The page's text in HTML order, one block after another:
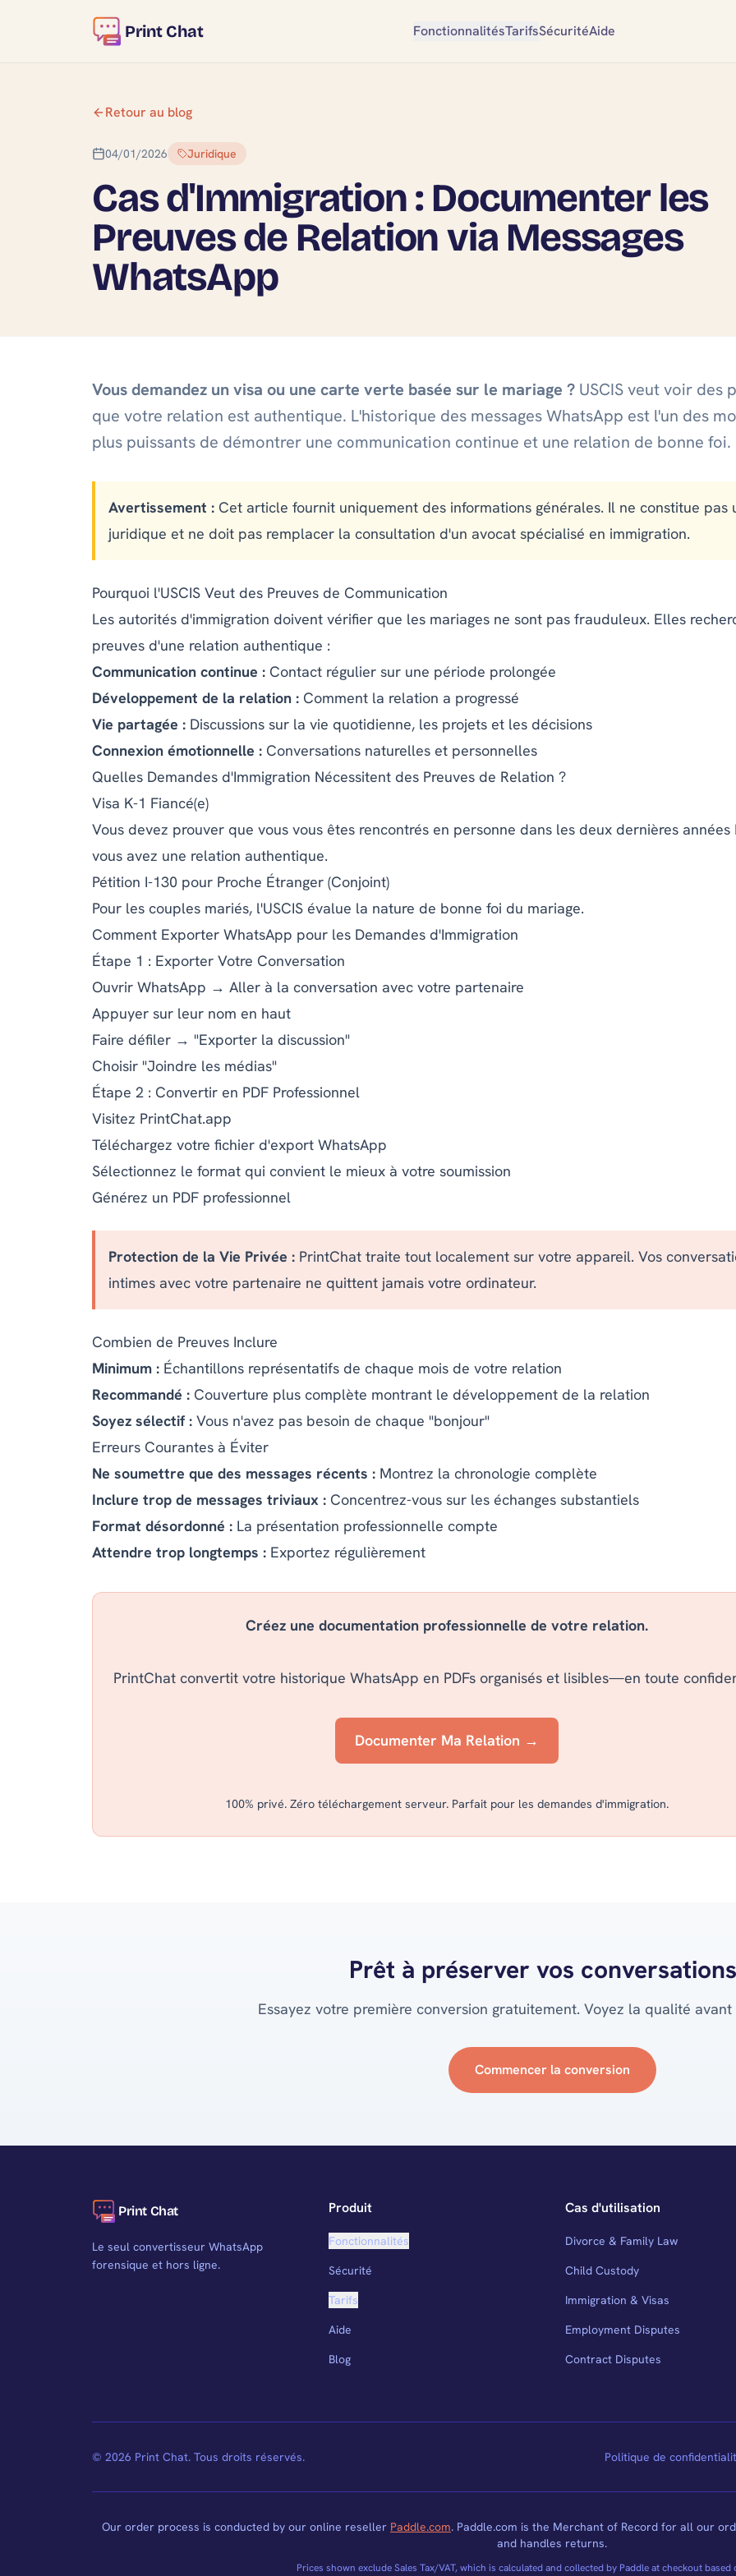
Print Chat FonctionnalitésTarifsSécuritéAide
Retour au blog
04/01/2026 Juridique
Cas d'Immigration : Documenter les
Preuves de Relation via Messages
WhatsApp
Vous demandez un visa ou une carte verte basée sur le mariage ? USCIS veut voir des
que votre relation est authentique. L'historique des messages WhatsApp est l'un des
plus puissants de démontrer une communication continue et une relation de bonne foi.
Avertissement : Cet article fournit uniquement des informations générales. Il ne constitue pas
juridique et ne doit pas remplacer la consultation d'un avocat spécialisé en immigration.
Pourquoi l'USCIS Veut des Preuves de Communication
Les autorités d'immigration doivent vérifier que les mariages ne sont pas frauduleux. Elles
preuves d'une relation authentique :
Communication continue : Contact régulier sur une période prolongée
Développement de la relation : Comment la relation a progressé
Vie partagée : Discussions sur la vie quotidienne, les projets et les décisions
Connexion émotionnelle : Conversations naturelles et personnelles
Quelles Demandes d'Immigration Nécessitent des Preuves de Relation ?
Visa K-1 Fiancé(e)
Vous devez prouver que vous vous êtes rencontrés en personne dans les deux dernières années
vous avez une relation authentique.
Pétition I-130 pour Proche Étranger (Conjoint)
Pour les couples mariés, l'USCIS évalue la nature de bonne foi du mariage.
Comment Exporter WhatsApp pour les Demandes d'Immigration
Étape 1 : Exporter Votre Conversation
Ouvrir WhatsApp → Aller à la conversation avec votre partenaire
Appuyer sur leur nom en haut
Faire défiler → "Exporter la discussion"
Choisir "Joindre les médias"
Étape 2 : Convertir en PDF Professionnel
Visitez PrintChat.app
Téléchargez votre fichier d'export WhatsApp
Sélectionnez le format qui convient le mieux à votre soumission
Générez un PDF professionnel
Protection de la Vie Privée : PrintChat traite tout localement sur votre appareil. Vos
intimes avec votre partenaire ne quittent jamais votre ordinateur.
Combien de Preuves Inclure
Minimum : Échantillons représentatifs de chaque mois de votre relation
Recommandé : Couverture plus complète montrant le développement de la relation
Soyez sélectif : Vous n'avez pas besoin de chaque "bonjour"
Erreurs Courantes à Éviter
Ne soumettre que des messages récents : Montrez la chronologie complète
Inclure trop de messages triviaux : Concentrez-vous sur les échanges substantiels
Format désordonné : La présentation professionnelle compte
Attendre trop longtemps : Exportez régulièrement
Créez une documentation professionnelle de votre relation.
PrintChat convertit votre historique WhatsApp en PDFs organisés et lisibles—en toute
Documenter Ma Relation →
100% privé. Zéro téléchargement serveur. Parfait pour les demandes d'immigration.
Prêt à préserver vos
Essayez votre première conversion gratuitement. Voyez la qualité avant
Commencer la conversion
Print Chat
Le seul convertisseur WhatsApp
forensique et hors ligne.
Produit
Fonctionnalités
Sécurité
Tarifs
Aide
Blog
Cas d'utilisation
Divorce & Family Law
Child Custody
Immigration & Visas
Employment Disputes
Contract Disputes
© 2026 Print Chat. Tous droits réservés. Politique de
Our order process is conducted by our online reseller Paddle.com. Paddle.com is the Merchant of Record for all our
and handles returns.
Prices shown exclude Sales Tax/VAT, which is calculated and collected by Paddle at checkout